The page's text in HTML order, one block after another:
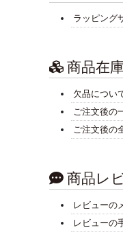
ラッピング
商品在
欠品につい
ご注文後の
ご注文後の
商品レ
レビューの
レビューの